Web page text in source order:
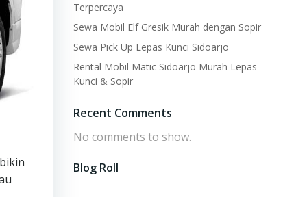
Terpercaya
Sewa Mobil Elf Gresik Murah dengan Sopir
Sewa Pick Up Lepas Kunci Sidoarjo
Rental Mobil Matic Sidoarjo Murah Lepas
Kunci & Sopir
Recent Comments
No comments to show.
Blog Roll